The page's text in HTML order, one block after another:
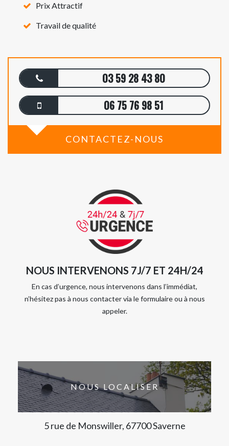
Prix Attractif
Travail de qualité
03 59 28 43 80
06 75 76 98 51
CONTACTEZ-NOUS
NOUS INTERVENONS 7J/7 ET 24H/24
En cas d’urgence, nous intervenons dans l’immédiat,
n’hésitez pas à nous contacter via le formulaire ou à nous
appeler.
NOUS LOCALISER
5 rue de Monswiller, 67700 Saverne